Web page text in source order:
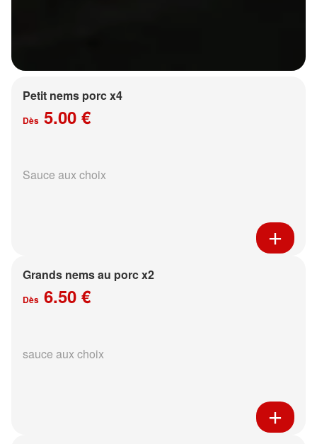
Petit nems porc x4
Dès 5.00 €
Sauce aux choix
Grands nems au porc x2
Dès 6.50 €
sauce aux choix